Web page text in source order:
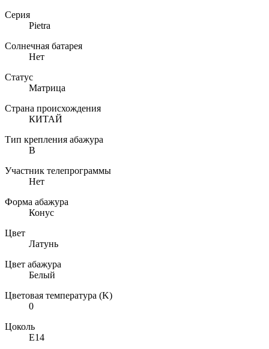
Серия
Pietra
Солнечная батарея
Нет
Статус
Матрица
Страна происхождения
КИТАЙ
Тип крепления абажура
B
Участник телепрограммы
Нет
Форма абажура
Конус
Цвет
Латунь
Цвет абажура
Белый
Цветовая температура (K)
0
Цоколь
E14